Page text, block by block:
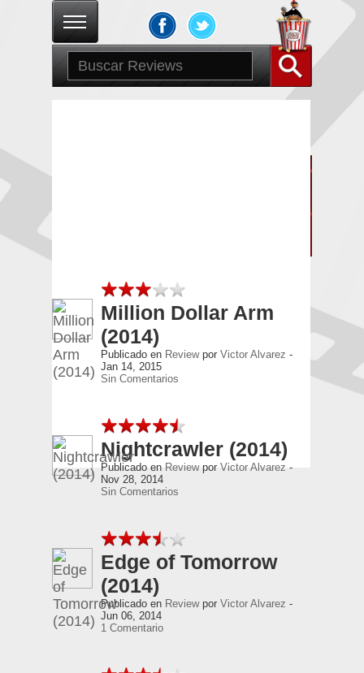
Million Dollar Arm
(2014)
Publicado en Reviewpor Victor Alvarez -
Jan 14, 2015
Sin Comentarios
Nightcrawler (2014)
Publicado en Reviewpor Victor Alvarez -
Nov 28, 2014
Sin Comentarios
Edge of Tomorrow
(2014)
Publicado en Reviewpor Victor Alvarez -
Jun 06, 2014
1 Comentario